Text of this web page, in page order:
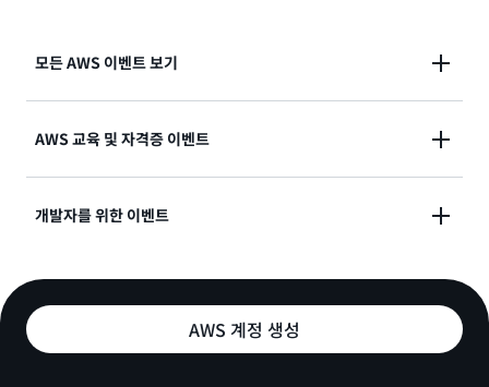
모든 AWS 이벤트 보기
AWS는 온라인 및 오프라인 이벤트를 통해 클라우드 컴
AWS 교육 및 자격증 이벤트
AWS Training and Certification은 온라인 및 오프라
본인의 목표에 부합하는 이벤트에 참여하여 심층적인 전
문 지식을 습득하세요.
개발자를 위한 이벤트
AWS 커뮤니티가 주최하는 이벤트입니다.
AWS 계정 생성